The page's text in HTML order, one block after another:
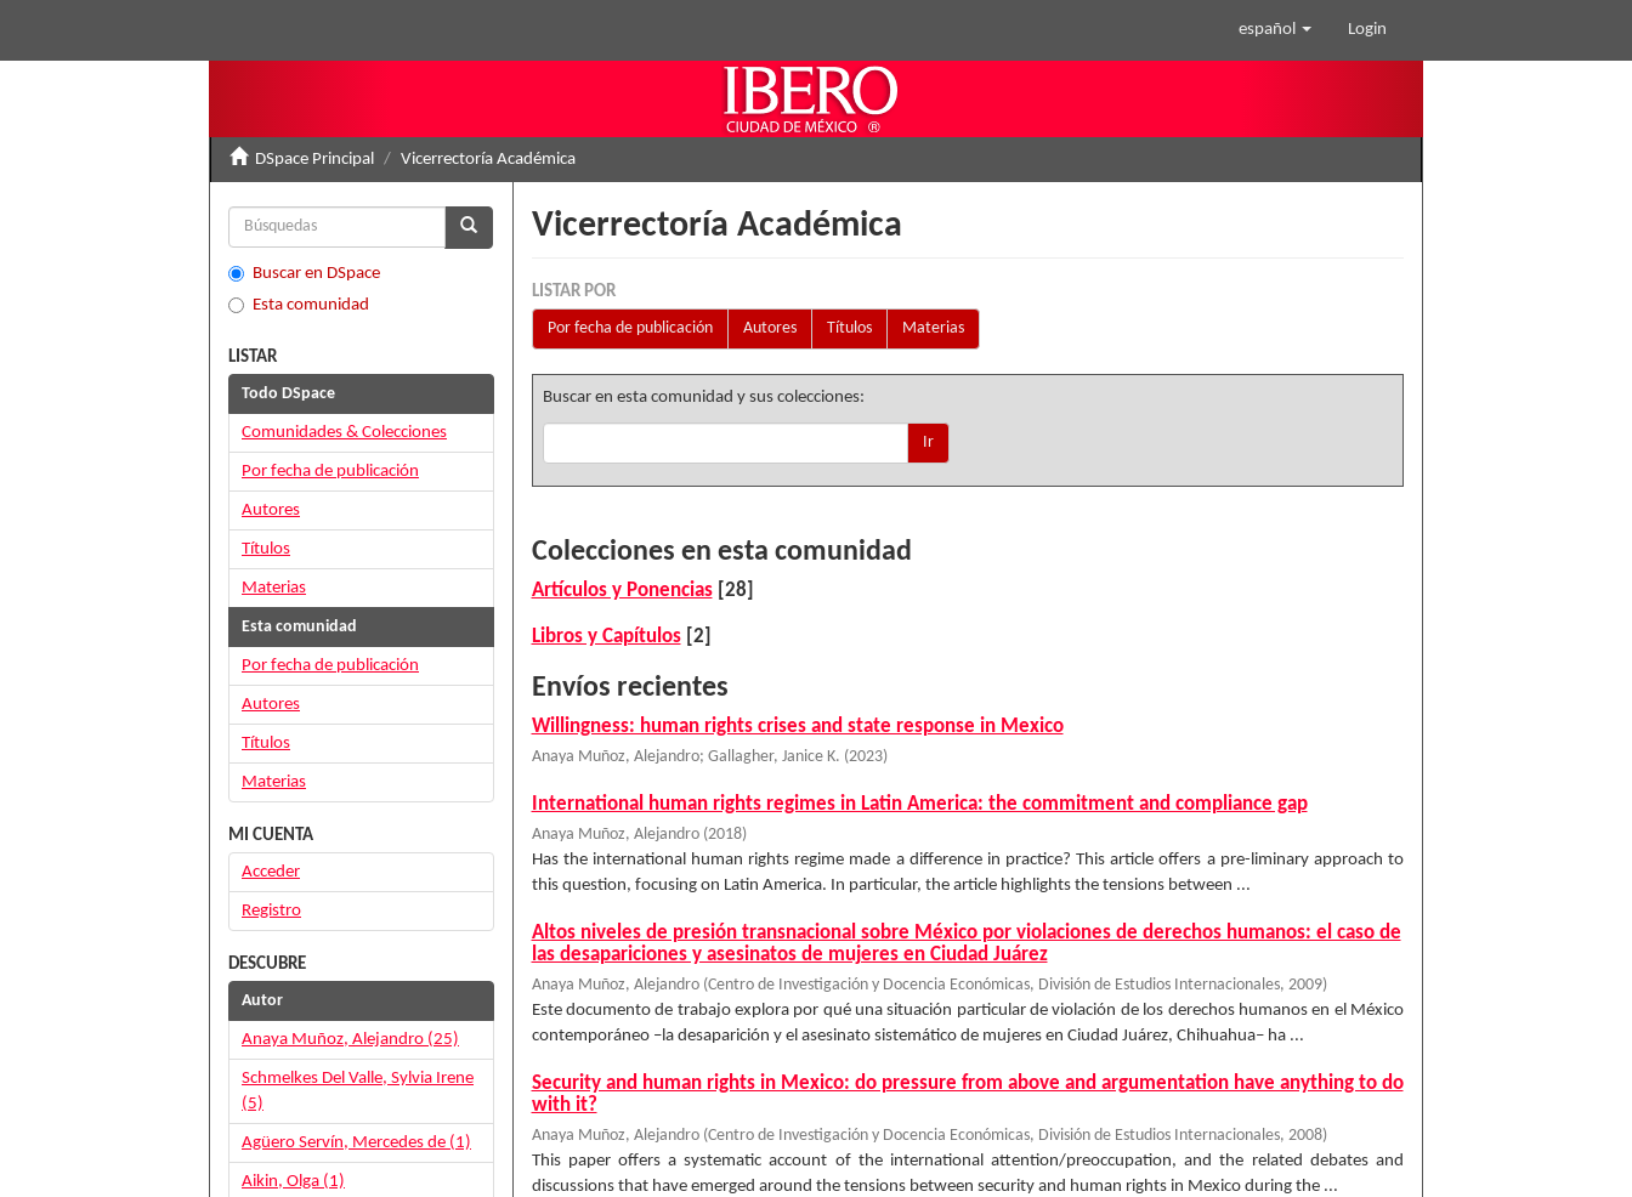
español Login
DSpace Principal Vicerrectoría Académica
Vicerrectoría Académica
LISTAR POR
Por fecha de publicación
Autores Títulos Materias
Buscar en esta comunidad y sus colecciones:
Ir
Colecciones en esta comunidad
Artículos y Ponencias[28]
Libros y Capítulos[2]
Envíos recientes
Willingness: human rights crises and state response in Mexico
Anaya Muñoz, Alejandro; Gallagher, Janice K. (2023)
International human rights regimes in Latin America: the commitment and compliance gap
Anaya Muñoz, Alejandro (2018)
Has the international human rights regime made a difference in practice? This article offers a pre-liminary approach to
this question, focusing on Latin America. In particular, the article highlights the tensions between ...
Altos niveles de presión transnacional sobre México por violaciones de derechos humanos: el caso de
las desapariciones y asesinatos de mujeres en Ciudad Juárez
Anaya Muñoz, Alejandro (Centro de Investigación y Docencia Económicas, División de Estudios Internacionales, 2009)
Este documento de trabajo explora por qué una situación particular de violación de los derechos humanos en el México
contemporáneo –la desaparición y el asesinato sistemático de mujeres en Ciudad Juárez, Chihuahua– ha ...
Security and human rights in Mexico: do pressure from above and argumentation have anything to do
with it?
Anaya Muñoz, Alejandro (Centro de Investigación y Docencia Económicas, División de Estudios Internacionales, 2008)
This paper offers a systematic account of the international attention/preoccupation, and the related debates and
discussions that have emerged around the tensions between security and human rights in Mexico during the ...
Buscar en DSpace
Esta comunidad
LISTAR
Todo DSpace
Comunidades & Colecciones
Por fecha de publicación
Autores
Títulos
Materias
Esta comunidad
Por fecha de publicación
Autores
Títulos
Materias
MI CUENTA
Acceder
Registro
DESCUBRE
Autor
Anaya Muñoz, Alejandro (25)
Schmelkes Del Valle, Sylvia Irene
(5)
Agüero Servín, Mercedes de (1)
Aikin, Olga (1)